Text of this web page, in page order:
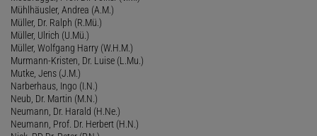
Mühlhäusler, Andrea (A.M.)
Müller, Dr. Ralph (R.Mü.)
Müller, Ulrich (U.Mü.)
Müller, Wolfgang Harry (W.H.M.)
Murmann-Kristen, Dr. Luise (L.Mu.)
Mutke, Jens (J.M.)
Narberhaus, Ingo (I.N.)
Neub, Dr. Martin (M.N.)
Neumann, Dr. Harald (H.Ne.)
Neumann, Prof. Dr. Herbert (H.N.)